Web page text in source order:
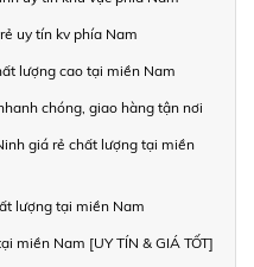
uy tín kv phía Nam
lượng cao tại miền Nam
chóng, giao hàng tận nơi
giá rẻ chất lượng tại miền
lượng tại miền Nam
miền Nam [UY TÍN & GIÁ TỐT]